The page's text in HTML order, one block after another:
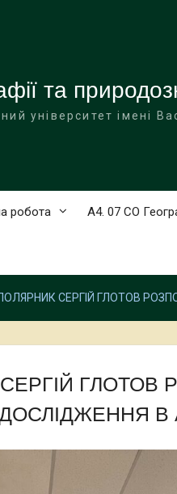
та
університет імені
робота А4. 07 СО
СЕРГІЙ ГЛОТОВ
ГЛОТОВ
В